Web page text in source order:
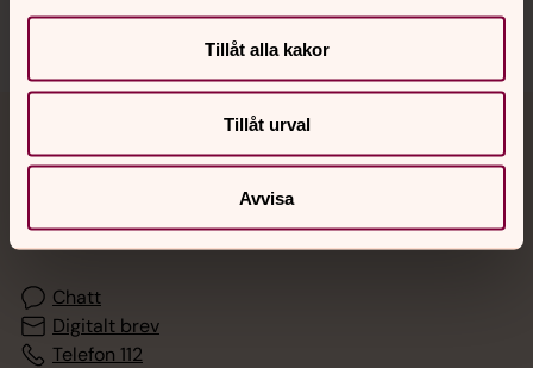
Tillåt alla kakor
Tillåt urval
Avvisa
Jourhavande präst
Akut samtals- och krisstöd. Prata eller chatta anonymt
med en präst på kvällar och nätter.
Chatt
Digitalt brev
Telefon 112